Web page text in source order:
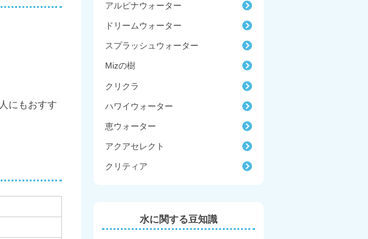
にもおすす
アルピナウォーター
ドリームウォーター
スプラッシュウォーター
Mizの樹
クリクラ
ハワイウォーター
恵ウォーター
アクアセレクト
クリティア
水に関する豆知識